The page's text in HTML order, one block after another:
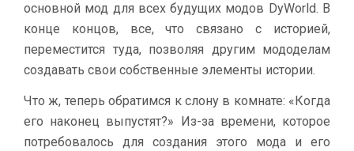
основной мод для всех будущих модов DyWorld. В
конце концов, все, что связано с историей,
переместится туда, позволяя другим мододелам
создавать свои собственные элементы истории.
Что ж, теперь обратимся к слону в комнате: «Когда
его наконец выпустят?» Из-за времени, которое
потребовалось для создания этого мода и его